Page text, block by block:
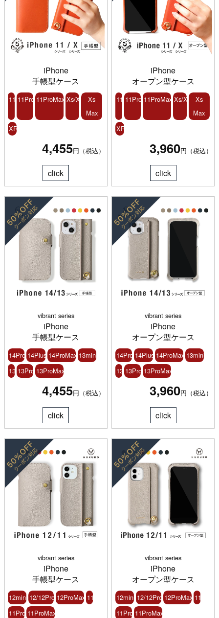
iPhone
手帳型ケース
11 11Pro 11ProMax Xs/X
Xs
Max
XR
4,455円（税込）
click
iPhone
オープン型ケース
11 11Pro 11ProMax Xs/X
Xs
Max
XR
3,960円（税込）
click
vibrant series
iPhone
手帳型ケース
14Pro 14Plus 14ProMax 13mini
13 13Pro 13ProMax
4,455円（税込）
click
vibrant series
iPhone
オープン型ケース
14Pro 14Plus 14ProMax 13mini
13 13Pro 13ProMax
3,960円（税込）
click
vibrant series
iPhone
手帳型ケース
12mini 12/12Pro 12ProMax 11
11Pro 11ProMax
vibrant series
iPhone
オープン型ケース
12mini 12/12Pro 12ProMax 11
11Pro 11ProMax